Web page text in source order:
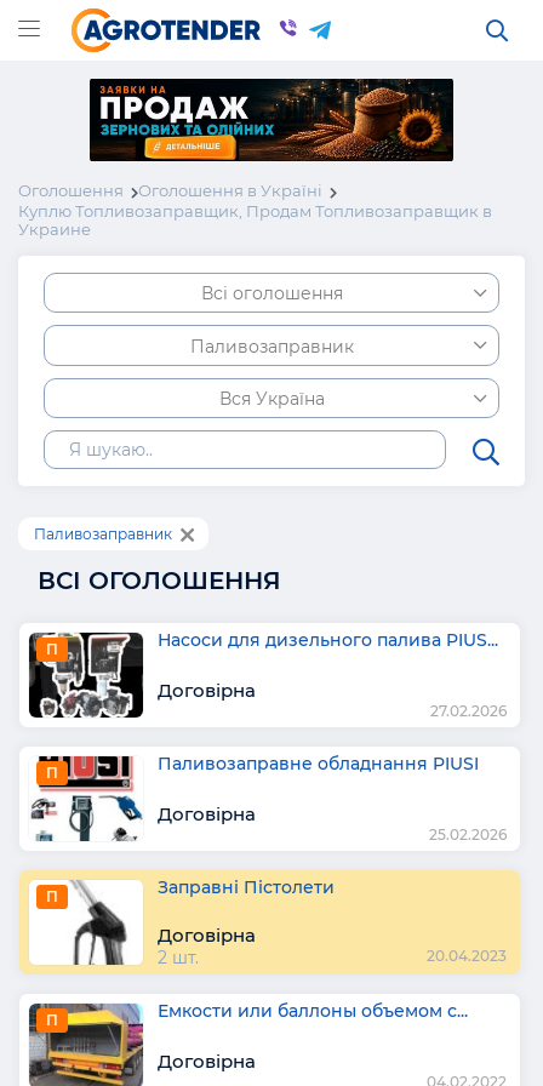
Оголошення
Оголошення в Україні
Куплю Топливозаправщик, Продам Топливозаправщик в
Украине
Всі оголошення
Паливозаправник
Вся Україна
Паливозаправник
ВСІ ОГОЛОШЕННЯ
П Насоси для дизельного палива PIUS...
Договірна
27.02.2026
П Паливозаправне обладнання PIUSI
Договірна
25.02.2026
П Заправні Пістолети
Договірна
2 шт. 20.04.2023
П Емкости или баллоны объемом с...
Договірна
04.02.2022